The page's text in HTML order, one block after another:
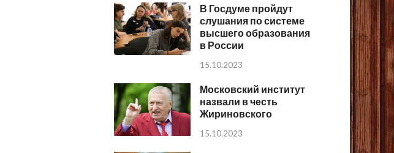
В Госдуме пройдут
слушания по системе
высшего образования
в России
15.10.2023
Московский институт
назвали в честь
Жириновского
15.10.2023